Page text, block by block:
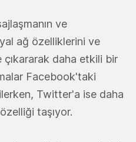
ve
ağ özelliklerini ve
daha etkili bir
Facebook'taki
Twitter'a ise daha
taşıyor.